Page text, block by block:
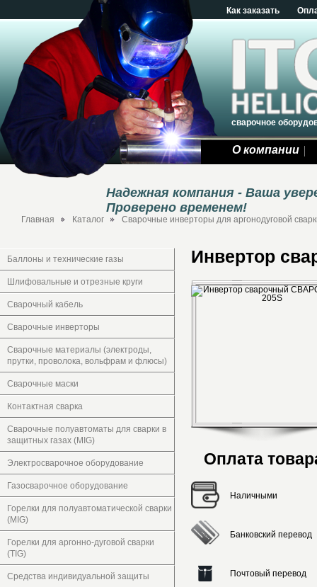
Как заказать
сварочное
О компании
Надежная компания - Ваша
Проверено временем!
Главная Каталог Сварочные инверторы для аргонодуговой
Баллоны и технические газы
Шлифовальные и отрезные круги
Сварочный кабель
Сварочные инверторы
Сварочные материалы (электроды,
прутки, проволока, вольфрам и флюсы)
Сварочные маски
Контактная сварка
Сварочные полуавтоматы для сварки в
защитных газах (MIG)
Электросварочное оборудование
Газосварочное оборудование
Горелки для полуавтоматической сварки
(MIG)
Горелки для аргонно-дуговой сварки
(TIG)
Средства индивидуальной защиты
Инвертор
Оплата
Наличными
Банковский перевод
Почтовый перевод